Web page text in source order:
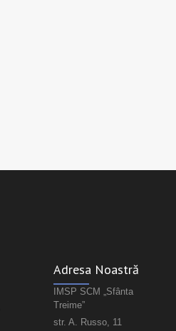
Adresa Noastră
IMSP SCM „Sfânta
Treime”
str. A. Russo, 11